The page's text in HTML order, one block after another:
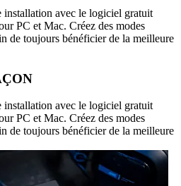
installation avec le logiciel gratuit
PC et Mac. Créez des modes
de toujours bénéficier de la meilleure
installation avec le logiciel gratuit
PC et Mac. Créez des modes
de toujours bénéficier de la meilleure